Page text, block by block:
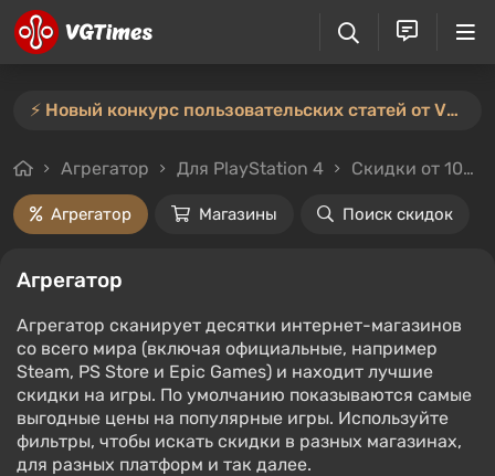
⚡️ Новый конкурс пользовательских статей от VGTimes — участвуйте тут ⚡️
Агрегатор Для PlayStation 4 Скидки от 10%
Агрегатор Магазины Поиск скидок
Агрегатор
Агрегатор сканирует десятки интернет-магазинов
со всего мира (включая официальные, например
Steam, PS Store и Epic Games) и находит лучшие
скидки на игры. По умолчанию показываются самые
выгодные цены на популярные игры. Используйте
фильтры, чтобы искать скидки в разных магазинах,
для разных платформ и так далее.